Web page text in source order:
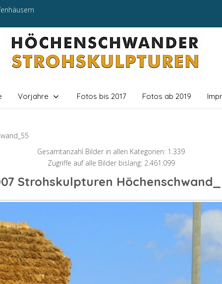
Vorjahre Fotos bis 2017 Fotos ab 2019
Gesamtanzahl Bilder in allen Kategorien: 1.339
Zugriffe auf alle Bilder bislang: 2.461.099
Strohskulpturen